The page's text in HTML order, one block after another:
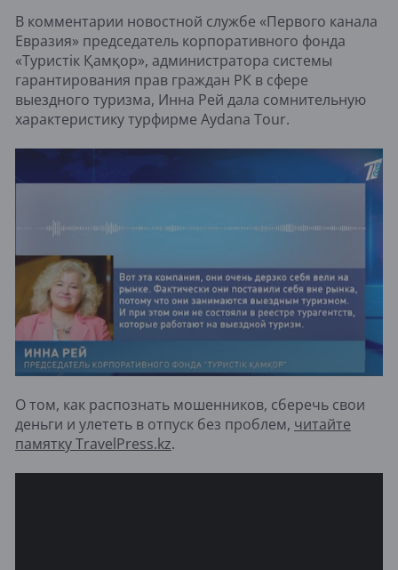
В комментарии новостной службе «Первого канала
Евразия» председатель корпоративного фонда
«Туристік Қамқор», администратора системы
гарантирования прав граждан РК в сфере
выездного туризма, Инна Рей дала сомнительную
характеристику турфирме Aydana Tour.
О том, как распознать мошенников, сберечь свои
деньги и улететь в отпуск без проблем, читайте
памятку TravelPress.kz.